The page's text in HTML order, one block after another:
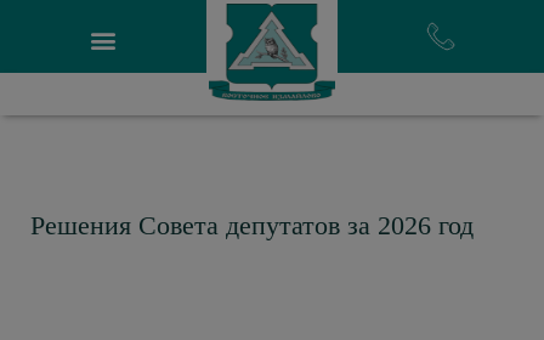
Решения Совета депутатов за 2026 год